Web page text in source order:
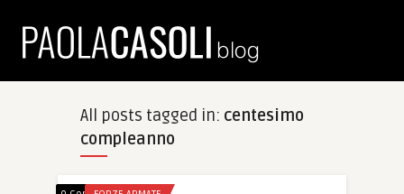
All posts tagged in: centesimo
compleanno